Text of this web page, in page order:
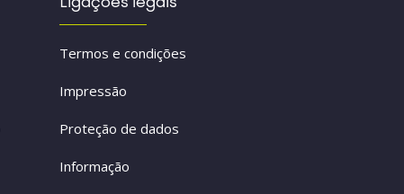
Termos e condições
Impressão
Proteção de dados
Informação